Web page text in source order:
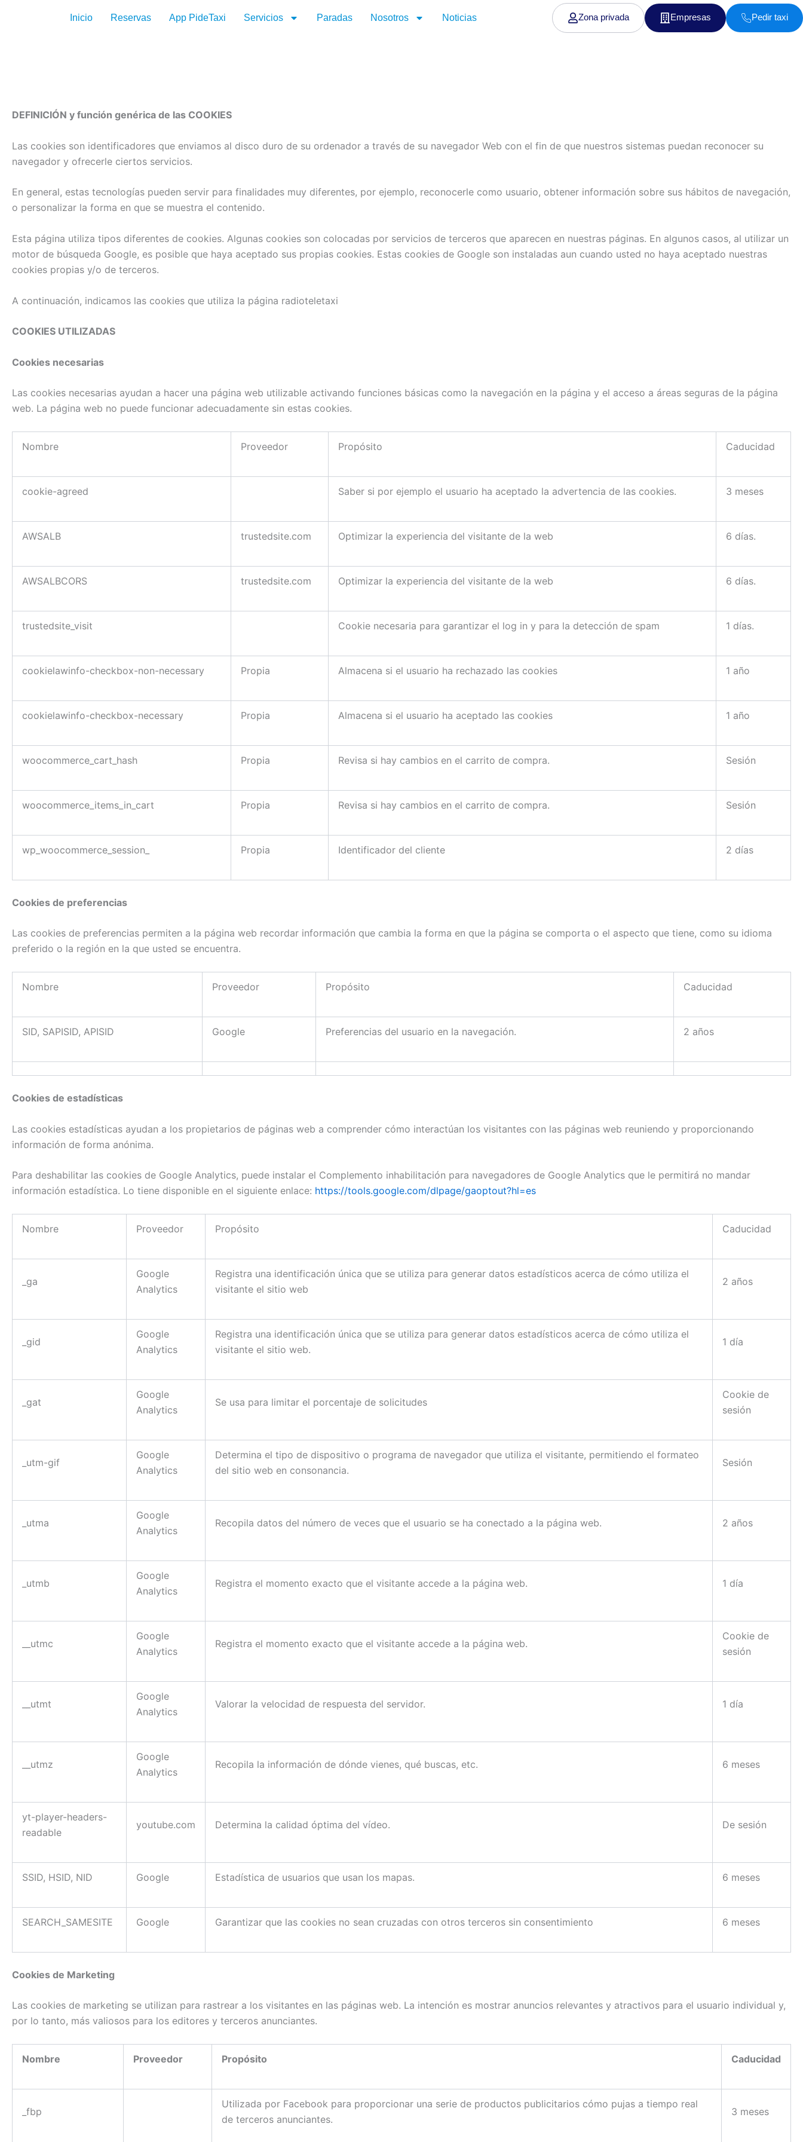
Inicio Reservas App PideTaxi Servicios Paradas Nosotros Noticias Zona privada Empresas Pedir taxi
DEFINICIÓN y función genérica de las COOKIES
Las cookies son identificadores que enviamos al disco duro de su ordenador a través de su navegador Web con el fin de que nuestros sistemas puedan reconocer su
navegador y ofrecerle ciertos servicios.
En general, estas tecnologías pueden servir para finalidades muy diferentes, por ejemplo, reconocerle como usuario, obtener información sobre sus hábitos de navegación,
o personalizar la forma en que se muestra el contenido.
Esta página utiliza tipos diferentes de cookies. Algunas cookies son colocadas por servicios de terceros que aparecen en nuestras páginas. En algunos casos, al utilizar un
motor de búsqueda Google, es posible que haya aceptado sus propias cookies. Estas cookies de Google son instaladas aun cuando usted no haya aceptado nuestras
cookies propias y/o de terceros.
A continuación, indicamos las cookies que utiliza la página radioteletaxi
COOKIES UTILIZADAS
Cookies necesarias
Las cookies necesarias ayudan a hacer una página web utilizable activando funciones básicas como la navegación en la página y el acceso a áreas seguras de la página
web. La página web no puede funcionar adecuadamente sin estas cookies.
Nombre Proveedor Propósito Caducidad
cookie-agreed Saber si por ejemplo el usuario ha aceptado la advertencia de las cookies. 3 meses
AWSALB trustedsite.com Optimizar la experiencia del visitante de la web 6 días.
AWSALBCORS trustedsite.com Optimizar la experiencia del visitante de la web 6 días.
trustedsite_visit Cookie necesaria para garantizar el log in y para la detección de spam 1 días.
cookielawinfo-checkbox-non-necessary Propia Almacena si el usuario ha rechazado las cookies 1 año
cookielawinfo-checkbox-necessary Propia Almacena si el usuario ha aceptado las cookies 1 año
woocommerce_cart_hash Propia Revisa si hay cambios en el carrito de compra. Sesión
woocommerce_items_in_cart Propia Revisa si hay cambios en el carrito de compra. Sesión
wp_woocommerce_session_ Propia Identificador del cliente 2 días
Cookies de preferencias
Las cookies de preferencias permiten a la página web recordar información que cambia la forma en que la página se comporta o el aspecto que tiene, como su idioma
preferido o la región en la que usted se encuentra.
Nombre Proveedor Propósito Caducidad
SID, SAPISID, APISID Google Preferencias del usuario en la navegación. 2 años
Cookies de estadísticas
Las cookies estadísticas ayudan a los propietarios de páginas web a comprender cómo interactúan los visitantes con las páginas web reuniendo y proporcionando
información de forma anónima.
Para deshabilitar las cookies de Google Analytics, puede instalar el Complemento inhabilitación para navegadores de Google Analytics que le permitirá no mandar
información estadística. Lo tiene disponible en el siguiente enlace: https://tools.google.com/dlpage/gaoptout?hl=es
Nombre Proveedor Propósito Caducidad
_ga
Google
Analytics
Registra una identificación única que se utiliza para generar datos estadísticos acerca de cómo utiliza el
visitante el sitio web
2 años
_gid
Google
Analytics
Registra una identificación única que se utiliza para generar datos estadísticos acerca de cómo utiliza el
visitante el sitio web.
1 día
_gat
Google
Analytics
Se usa para limitar el porcentaje de solicitudes
Cookie de
sesión
_utm-gif
Google
Analytics
Determina el tipo de dispositivo o programa de navegador que utiliza el visitante, permitiendo el formateo
del sitio web en consonancia.
Sesión
_utma
Google
Analytics
Recopila datos del número de veces que el usuario se ha conectado a la página web. 2 años
_utmb
Google
Analytics
Registra el momento exacto que el visitante accede a la página web. 1 día
__utmc
Google
Analytics
Registra el momento exacto que el visitante accede a la página web.
Cookie de
sesión
__utmt
Google
Analytics
Valorar la velocidad de respuesta del servidor. 1 día
__utmz
Google
Analytics
Recopila la información de dónde vienes, qué buscas, etc. 6 meses
yt-player-headers-
readable
youtube.com Determina la calidad óptima del vídeo. De sesión
SSID, HSID, NID Google Estadística de usuarios que usan los mapas. 6 meses
SEARCH_SAMESITE Google Garantizar que las cookies no sean cruzadas con otros terceros sin consentimiento 6 meses
Cookies de Marketing
Las cookies de marketing se utilizan para rastrear a los visitantes en las páginas web. La intención es mostrar anuncios relevantes y atractivos para el usuario individual y,
por lo tanto, más valiosos para los editores y terceros anunciantes.
Nombre Proveedor Propósito Caducidad
_fbp
Utilizada por Facebook para proporcionar una serie de productos publicitarios cómo pujas a tiempo real
de terceros anunciantes.
3 meses